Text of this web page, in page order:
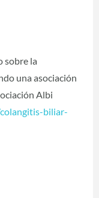
sobre la
una asociación
Albi
biliar-